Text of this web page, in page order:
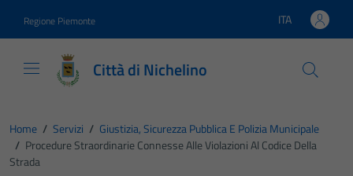
Regione Piemonte Lingua attiva:
ITA
Città di Nichelino
Home / Servizi / Giustizia, Sicurezza Pubblica E Polizia Municipale
/ Procedure Straordinarie Connesse Alle Violazioni Al Codice Della
Strada